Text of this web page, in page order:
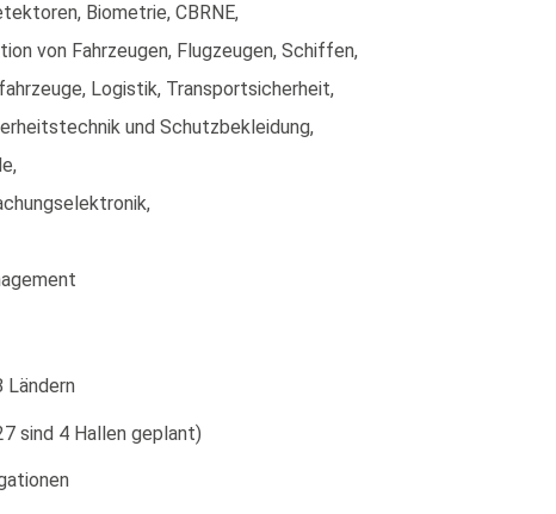
Biometrie, CBRNE,
von Fahrzeugen, Flugzeugen, Schiffen,
Logistik, Transportsicherheit,
und Schutzbekleidung,
Ländern
sind 4 Hallen geplant)